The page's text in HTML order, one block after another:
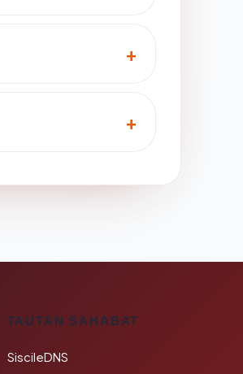
TAUTAN SAHABAT
SiscileDNS